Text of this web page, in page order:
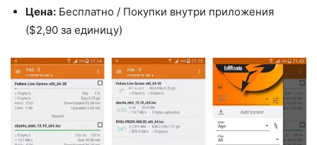
Цена: Бесплатно / Покупки внутри приложения
($2,90 за единицу)